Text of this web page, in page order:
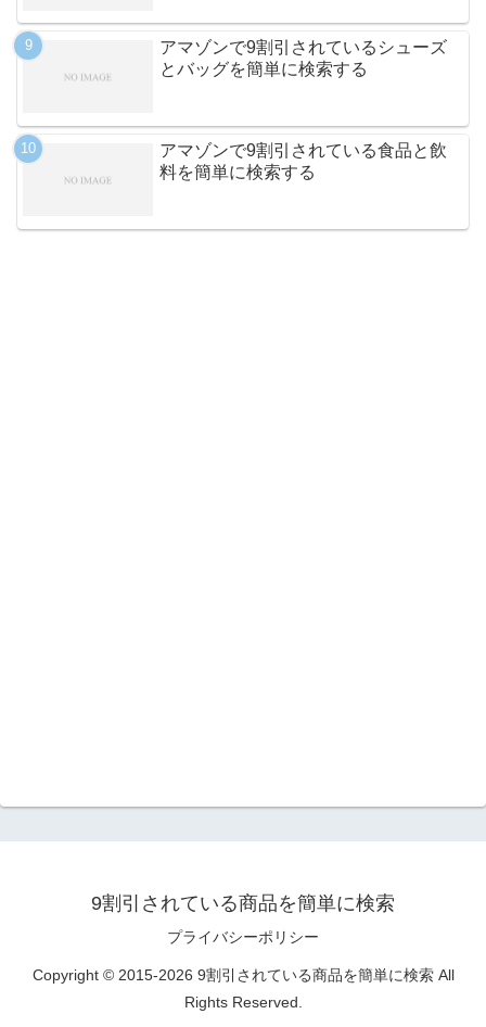
アマゾンで9割引されているシューズ
とバッグを簡単に検索する
アマゾンで9割引されている食品と飲
料を簡単に検索する
9割引されている商品を簡単に検索
プライバシーポリシー
Copyright © 2015-2026 9割引されている商品を簡単に検索 All
Rights Reserved.